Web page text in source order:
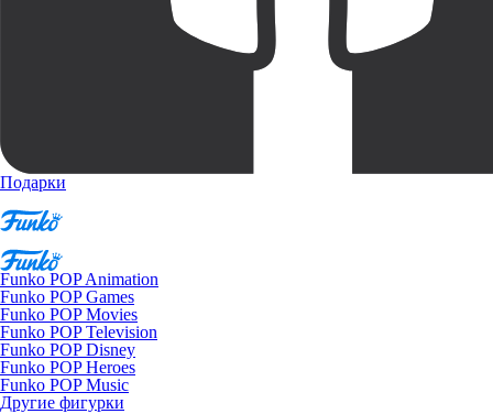
Подарки
Funko POP Animation
Funko POP Games
Funko POP Movies
Funko POP Television
Funko POP Disney
Funko POP Heroes
Funko POP Music
Другие фигурки